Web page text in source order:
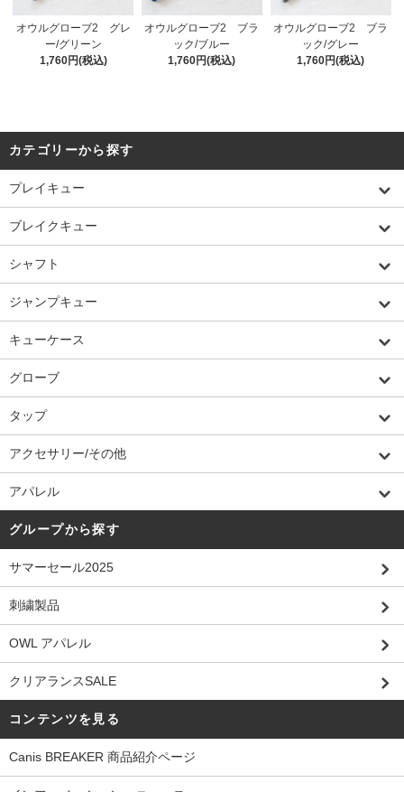
オウルグローブ2 グレ
ー/グリーン
1,760円(税込)
オウルグローブ2 ブラ
ック/ブルー
1,760円(税込)
オウルグローブ2 ブラ
ック/グレー
1,760円(税込)
カテゴリーから探す
プレイキュー
ブレイクキュー
シャフト
ジャンプキュー
キューケース
グローブ
タップ
アクセサリー/その他
アパレル
グループから探す
サマーセール2025
刺繍製品
OWL アパレル
クリアランスSALE
コンテンツを見る
Canis BREAKER 商品紹介ページ